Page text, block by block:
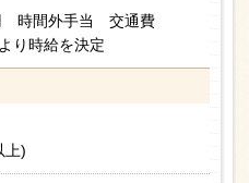
時間外手当 交通費
り時給を決定
上)